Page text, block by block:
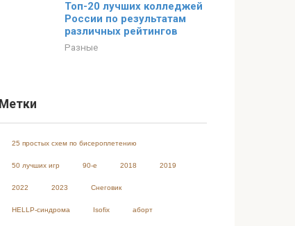
Топ-20 лучших колледжей
России по результатам
различных рейтингов
Разные
Метки
25 простых схем по бисероплетению
50 лучших игр 90-е 2018 2019
2022 2023 Cнеговик
HELLP-синдрома Isofix аборт